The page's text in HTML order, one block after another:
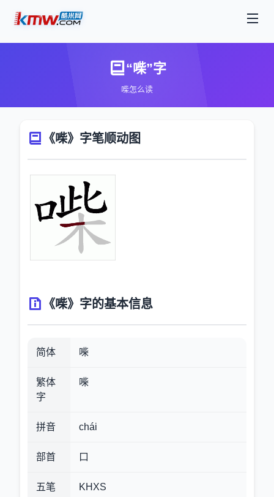
“喍”字
喍怎么读
《喍》字笔顺动图
《喍》字的基本信息
简体 喍
繁体
字
喍
拼音 chái
部首 口
五笔 KHXS